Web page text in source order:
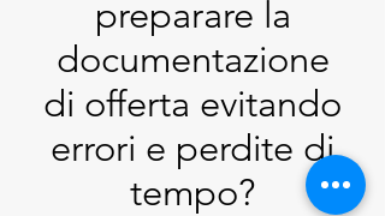
preparare la
documentazione
di offerta evitando
errori e perdite di
tempo?